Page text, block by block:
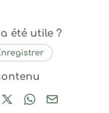
été utile ?
sur Facebook
Partager sur X / Twitter
Partager sur
Partager par